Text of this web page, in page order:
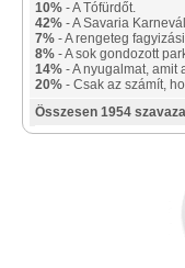
10% - A Tófürdőt.
42% - A Savaria
7% - A rengeteg
8% - A sok gondozott
14% - A nyugalmat, amit
20% - Csak az számít,
Összesen 1954